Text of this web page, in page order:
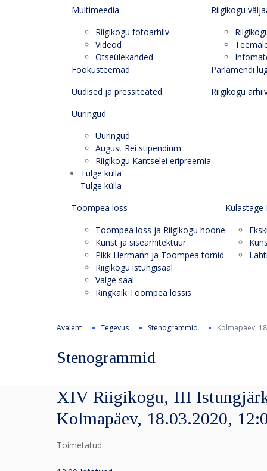
Multimeedia
Riigikogu fotoarhiiv
Videod
Otseülekanded
Fookusteemad
Uudised ja pressiteated
Uuringud
Uuringud
August Rei stipendium
Riigikogu Kantselei eripreemia
Riigikogu
Parlamendi
Riigikogu
Tulge külla
Tulge külla
Toompea loss
Toompea loss ja Riigikogu hoone
Kunst ja sisearhitektuur
Pikk Hermann ja Toompea tornid
Riigikogu istungisaal
Valge saal
Ringkäik Toompea lossis
Külastage
Avaleht Tegevus Stenogrammid Kolmapäev,
Stenogrammid
XIV Riigikogu, III
Kolmapäev, 18.03.2020,
Toimetatud